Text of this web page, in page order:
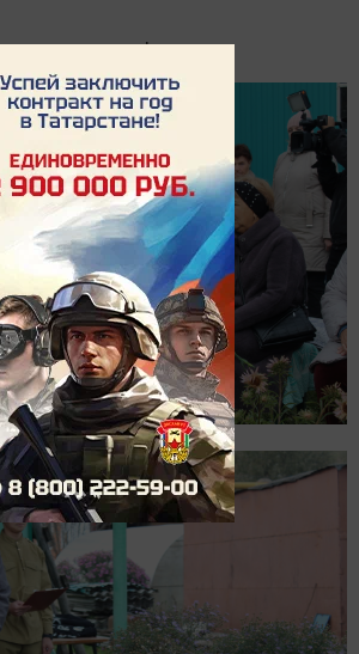
тексты һәм фотолары